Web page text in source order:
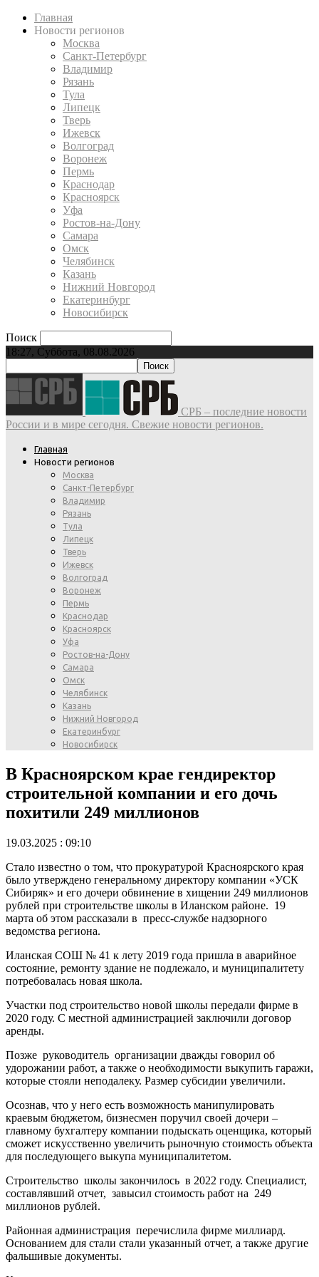
Главная
Новости регионов
Москва
Санкт-Петербург
Владимир
Рязань
Тула
Липецк
Тверь
Ижевск
Волгоград
Воронеж
Пермь
Краснодар
Красноярск
Уфа
Ростов-на-Дону
Самара
Омск
Челябинск
Казань
Нижний Новгород
Екатеринбург
Новосибирск
Поиск
18:27, Суббота, 08.08.2026
СРБ – последние новости
России и в мире сегодня. Свежие новости регионов.
Главная
Новости регионов
Москва
Санкт-Петербург
Владимир
Рязань
Тула
Липецк
Тверь
Ижевск
Волгоград
Воронеж
Пермь
Краснодар
Красноярск
Уфа
Ростов-на-Дону
Самара
Омск
Челябинск
Казань
Нижний Новгород
Екатеринбург
Новосибирск
В Красноярском крае гендиректор
строительной компании и его дочь
похитили 249 миллионов
19.03.2025 : 09:10
Стало известно о том, что прокуратурой Красноярского края
было утверждено генеральному директору компании «УСК
Сибиряк» и его дочери обвинение в хищении 249 миллионов
рублей при строительстве школы в Иланском районе. 19
марта об этом рассказали в пресс-службе надзорного
ведомства региона.
Иланская СОШ № 41 к лету 2019 года пришла в аварийное
состояние, ремонту здание не подлежало, и муниципалитету
потребовалась новая школа.
Участки под строительство новой школы передали фирме в
2020 году. С местной администрацией заключили договор
аренды.
Позже руководитель организации дважды говорил об
удорожании работ, а также о необходимости выкупить гаражи,
которые стояли неподалеку. Размер субсидии увеличили.
Осознав, что у него есть возможность манипулировать
краевым бюджетом, бизнесмен поручил своей дочери –
главному бухгалтеру компании подыскать оценщика, который
сможет искусственно увеличить рыночную стоимость объекта
для последующего выкупа муниципалитетом.
Строительство школы закончилось в 2022 году. Специалист,
составлявший отчет, завысил стоимость работ на 249
миллионов рублей.
Районная администрация перечислила фирме миллиард.
Основанием для стали стали указанный отчет, а также другие
фальшивые документы.